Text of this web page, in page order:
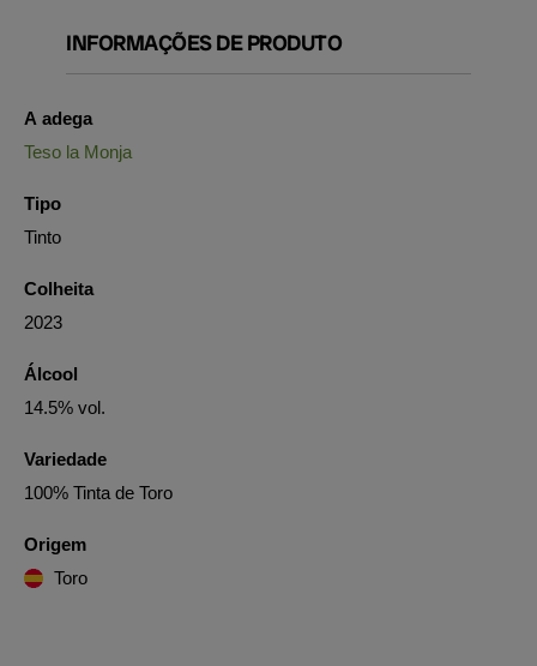
INFORMAÇÕES DE PRODUTO
A adega
Teso la Monja
Tipo
Tinto
Colheita
2023
Álcool
14.5% vol.
Variedade
100% Tinta de Toro
Origem
Toro